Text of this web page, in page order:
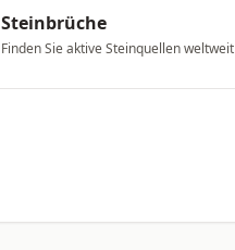
Steinbrüche
Finden Sie aktive Steinquellen weltweit